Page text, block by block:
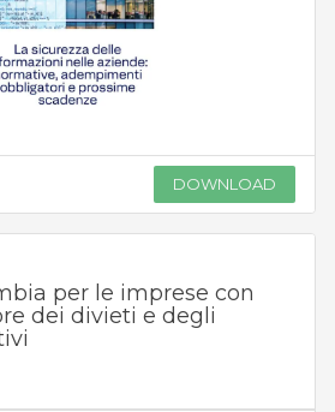
DOWNLOAD
per le imprese con
dei divieti e degli